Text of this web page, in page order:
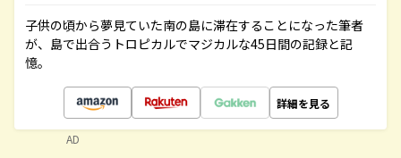
子供の頃から夢見ていた南の島に滞在することになった筆者
が、島で出合うトロピカルでマジカルな45日間の記録と記
憶。
詳細を見る
AD